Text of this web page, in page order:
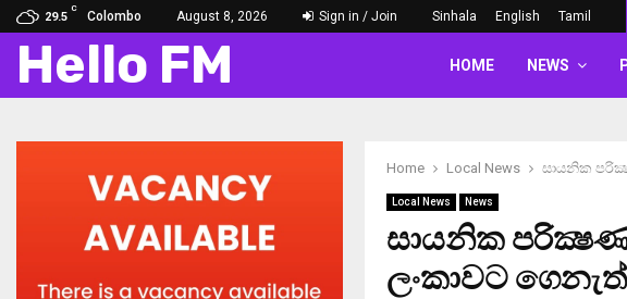
29.5
C
Colombo August 8, 2026 Sign in / Join Sinhala English Tamil
Hello FM HOME NEWS
Home Local News සායනික
Local News News
සායනික
ලංකාවට